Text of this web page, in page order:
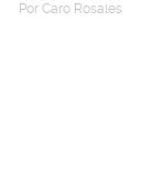
Por Caro Rosales